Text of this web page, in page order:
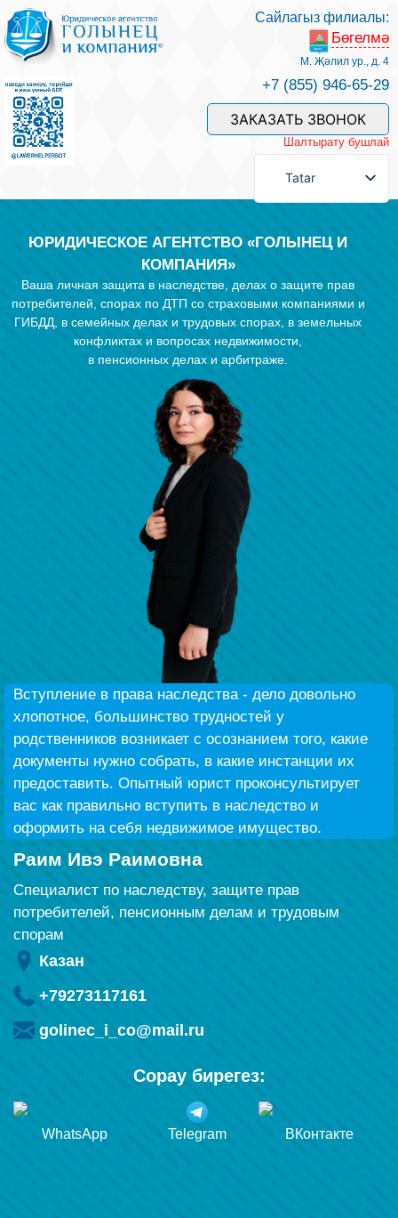
Хезмәтләре һәм безнең белгечләр
Хезмәт өчен түләү
Сорау бирергә
Фикерләр
Файдалы мәкаләләр
Видео турында безне
Сайлагыз филиалы:
Бөгелмә
М. Җәлил ур., д. 4
+7 (855) 946-65-29
ЗАКАЗАТЬ ЗВОНОК
Шалтырату бушлай
Tatar
ЮРИДИЧЕСКОЕ АГЕНТСТВО «ГОЛЫНЕЦ И
КОМПАНИЯ»
Ваша личная защита в наследстве, делах о защите прав
потребителей, спорах по ДТП со страховыми компаниями и
ГИБДД, в семейных делах и трудовых спорах, в земельных
конфликтах и вопросах недвижимости,
в пенсионных делах и арбитраже.
Вступление в права наследства - дело довольно
хлопотное, большинство трудностей у
родственников возникает с осознанием того, какие
документы нужно собрать, в какие инстанции их
предоставить. Опытный юрист проконсультирует
вас как правильно вступить в наследство и
оформить на себя недвижимое имущество.
Раим Ивэ Раимовна
Специалист по наследству, защите прав
потребителей, пенсионным делам и трудовым
спорам
Казан
+79273117161
golinec_i_co@mail.ru
Сорау бирегез:
WhatsApp Telegram ВКонтакте